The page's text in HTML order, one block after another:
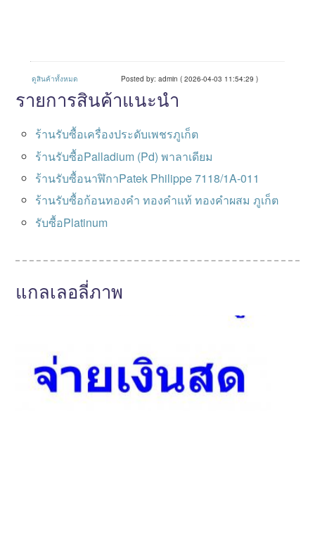
ดูสินค้าทั้งหมด Posted by: admin ( 2026-04-03 11:54:29 )
รายการสินค้าแนะนำ
ร้านรับซื้อเครื่องประดับเพชรภูเก็ต
ร้านรับซื้อPalladium (Pd) พาลาเดียม
ร้านรับซื้อนาฬิกาPatek Philippe 7118/1A-011
ร้านรับซื้อก้อนทองคำ ทองคำแท้ ทองคำผสม ภูเก็ต
รับซื้อPlatinum
แกลเลอลี่ภาพ